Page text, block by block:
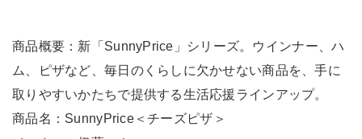
商品概要：新「SunnyPrice」シリーズ。ウインナー、ハ
ム、ピザなど、毎日のくらしに欠かせない商品を、手に
取りやすいかたちで提供する生活応援ラインアップ。
商品名：SunnyPrice＜チーズピザ＞